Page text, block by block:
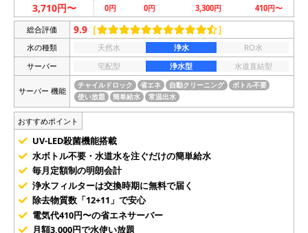
3,710円〜 0円 0円 3,300円 410円〜
総合評価 9.9 ［ ］
水の種類 天然水 浄水
RO水
サーバー
宅配型 浄水型 水道直結型
サーバー 機能
チャイルドロック 省エネ 自動クリーニング
ボトル不要
使い放題
簡単給水 常温出水
おすすめポイント
UV-LED殺菌機能搭載
水ボトル不要・水道水を注ぐだけの簡単給水
毎月定額制の明朗会計
浄水フィルターは交換時期に無料で届く
除去物質数「12+11」で安心
電気代410円〜の省エネサーバー
月額3,000円で水使い放題